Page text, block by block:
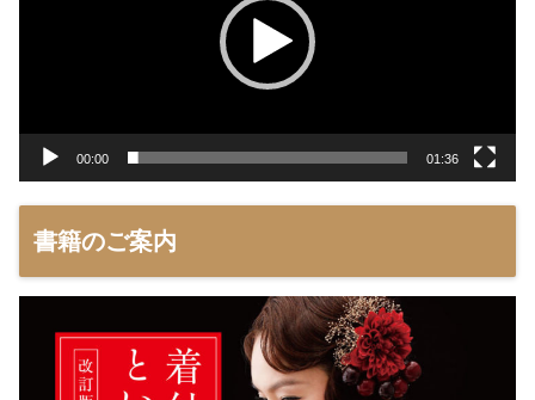
00:00 01:36
書籍のご案内